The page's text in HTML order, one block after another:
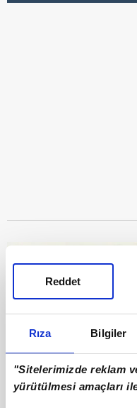
Rıza Bilgiler
"Sitelerimizde reklam
yürütülmesi amaçları
Reddet